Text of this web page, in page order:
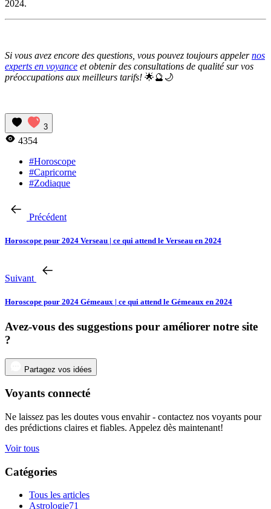
2024.
Si vous avez encore des questions, vous pouvez toujours appelernos
experts en voyance et obtenir des consultations de qualité sur vos
préoccupations aux meilleurs tarifs! 🌟🔮🌙
3
4354
#Horoscope
#Capricorne
#Zodiaque
Précédent
Horoscope pour 2024 Verseau | ce qui attend le Verseau en 2024
Suivant
Horoscope pour 2024 Gémeaux | ce qui attend le Gémeaux en 2024
Avez-vous des suggestions pour améliorer notre site
?
Partagez vos idées
Voyants connecté
Ne laissez pas les doutes vous envahir - contactez nos voyants pour
des prédictions claires et fiables. Appelez dès maintenant!
Voir tous
Catégories
Tous les articles
Astrologie71